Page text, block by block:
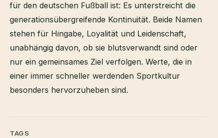
für den deutschen Fußball ist: Es unterstreicht die
generationsübergreifende Kontinuität. Beide Namen
stehen für Hingabe, Loyalität und Leidenschaft,
unabhängig davon, ob sie blutsverwandt sind oder
nur ein gemeinsames Ziel verfolgen. Werte, die in
einer immer schneller werdenden Sportkultur
besonders hervorzuheben sind.
TAGS